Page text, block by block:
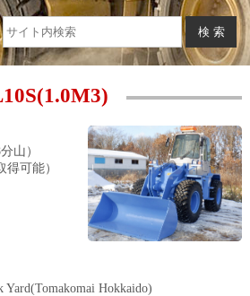
山）
可能）
Yard(Tomakomai Hokkaido)